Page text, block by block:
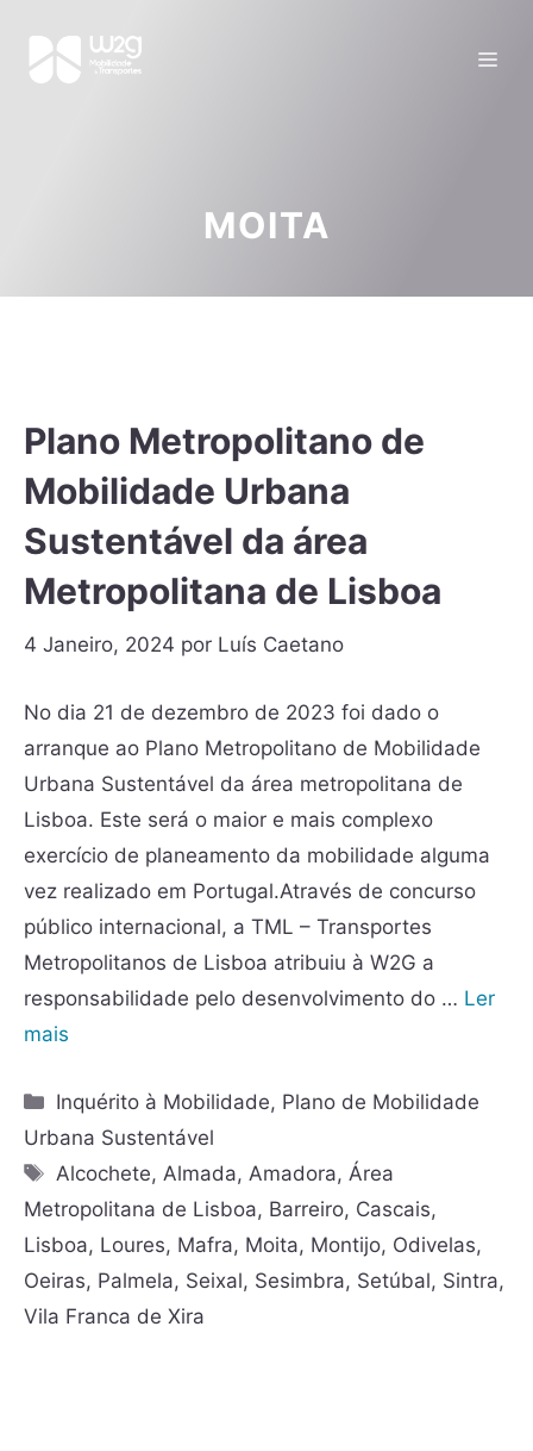
MOITA
Plano Metropolitano de
Mobilidade Urbana
Sustentável da área
Metropolitana de Lisboa
4 Janeiro, 2024 por Luís Caetano
No dia 21 de dezembro de 2023 foi dado o
arranque ao Plano Metropolitano de Mobilidade
Urbana Sustentável da área metropolitana de
Lisboa. Este será o maior e mais complexo
exercício de planeamento da mobilidade alguma
vez realizado em Portugal.Através de concurso
público internacional, a TML – Transportes
Metropolitanos de Lisboa atribuiu à W2G a
responsabilidade pelo desenvolvimento do … Ler
mais
Inquérito à Mobilidade, Plano de Mobilidade
Urbana Sustentável
Alcochete, Almada, Amadora, Área
Metropolitana de Lisboa, Barreiro, Cascais,
Lisboa, Loures, Mafra, Moita, Montijo, Odivelas,
Oeiras, Palmela, Seixal, Sesimbra, Setúbal, Sintra,
Vila Franca de Xira